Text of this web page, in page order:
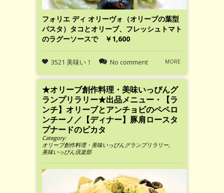
フォリエ ディ オリーヴォ（オリーブの葉型
パスタ）タコとオリーブ、フレッシュトマト
のラグーソースで ￥1,600
3521 美味い！ No comment MORE
★オリーブ創作料理・美味いっぴんグ
ランプリラリー★出品メニュー・【ラ
ンチ】オリーブとアンチョビのペペロ
ンチーノ／【ディナー】豚肩ロースタ
プナードのピカタ
Category:
オリーブ創作料理・美味いっぴんグランプリラリー,
美味いっぴん倶楽部